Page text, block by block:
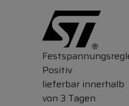
Positiv
lieferbar innerhalb
von 3 Tagen